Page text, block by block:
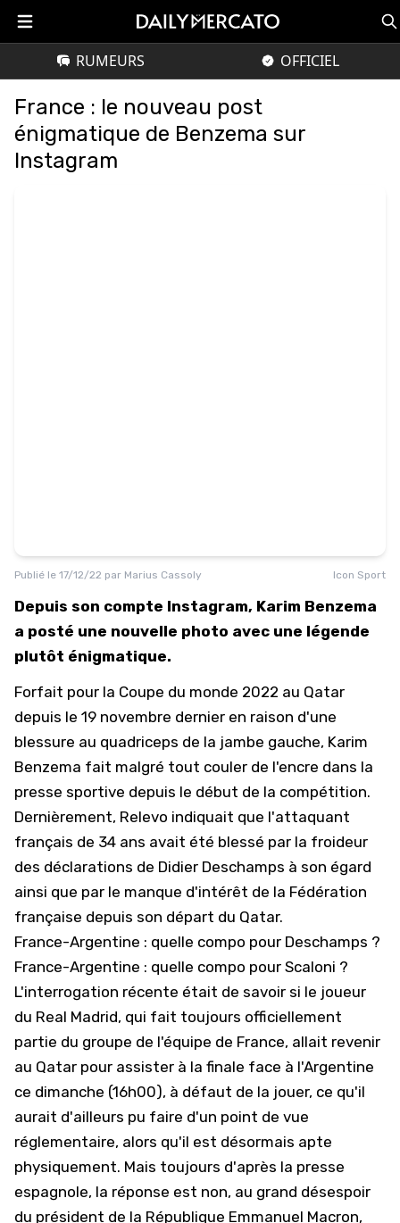
RUMEURS OFFICIEL
France : le nouveau post
énigmatique de Benzema sur
Instagram
Publié le 17/12/22 par Marius Cassoly Icon Sport
Depuis son compte Instagram, Karim Benzema
a posté une nouvelle photo avec une légende
plutôt énigmatique.
Forfait pour la Coupe du monde 2022 au Qatar
depuis le 19 novembre dernier en raison d'une
blessure au quadriceps de la jambe gauche, Karim
Benzema fait malgré tout couler de l'encre dans la
presse sportive depuis le début de la compétition.
Dernièrement, Relevo indiquait que l'attaquant
français de 34 ans avait été blessé par la froideur
des déclarations de Didier Deschamps à son égard
ainsi que par le manque d'intérêt de la Fédération
française depuis son départ du Qatar.
France-Argentine : quelle compo pour Deschamps ?
France-Argentine : quelle compo pour Scaloni ?
L'interrogation récente était de savoir si le joueur
du Real Madrid, qui fait toujours officiellement
partie du groupe de l'équipe de France, allait revenir
au Qatar pour assister à la finale face à l'Argentine
ce dimanche (16h00), à défaut de la jouer, ce qu'il
aurait d'ailleurs pu faire d'un point de vue
réglementaire, alors qu'il est désormais apte
physiquement. Mais toujours d'après la presse
espagnole, la réponse est non, au grand désespoir
du président de la République Emmanuel Macron,